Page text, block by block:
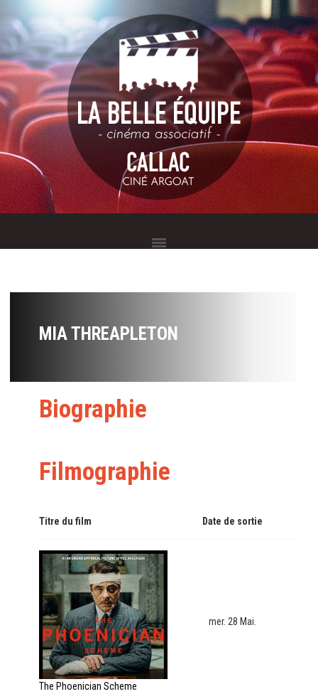
MIA THREAPLETON
Biographie
Filmographie
Titre du film Date de sortie
The Phoenician Scheme
mer. 28 Mai.